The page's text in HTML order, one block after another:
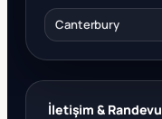
Canterbury
İletişim & Randevu